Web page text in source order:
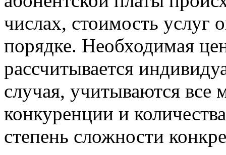
числах, стоимость услуг
порядке. Необходимая
рассчитывается
случая, учитываются
конкуренции и
степень сложности